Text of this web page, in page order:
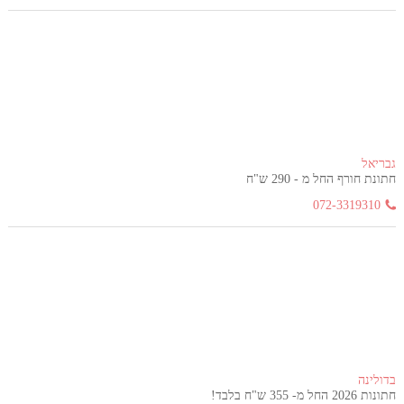
גבריאל
חתונת חורף החל מ - 290 ש"ח
072-3319310
בדולינה
חתונות 2026 החל מ- 355 ש"ח בלבד!